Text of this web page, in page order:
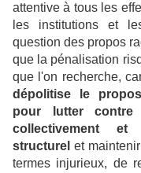
attentive à tous les
les institutions et
question des propos
que la pénalisation
que l'on recherche,
dépolitise le
pour lutter
collectivement et
structurel et
termes injurieux, de